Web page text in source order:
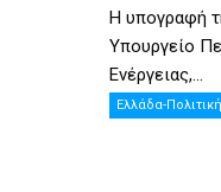
Η υπογραφή
Υπουργείο
Ενέργειας,...
Ελλάδα-Πολιτική